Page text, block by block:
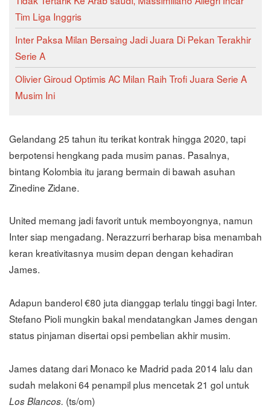
Tim Liga Inggris
Inter Paksa Milan Bersaing Jadi Juara Di Pekan Terakhir
Serie A
Olivier Giroud Optimis AC Milan Raih Trofi Juara Serie A
Musim Ini
Gelandang 25 tahun itu terikat kontrak hingga 2020, tapi
berpotensi hengkang pada musim panas. Pasalnya,
bintang Kolombia itu jarang bermain di bawah asuhan
Zinedine Zidane.
United memang jadi favorit untuk memboyongnya, namun
Inter siap mengadang. Nerazzurri berharap bisa menambah
keran kreativitasnya musim depan dengan kehadiran
James.
Adapun banderol €80 juta dianggap terlalu tinggi bagi Inter.
Stefano Pioli mungkin bakal mendatangkan James dengan
status pinjaman disertai opsi pembelian akhir musim.
James datang dari Monaco ke Madrid pada 2014 lalu dan
sudah melakoni 64 penampil plus mencetak 21 gol untuk
Los Blancos. (ts/om)